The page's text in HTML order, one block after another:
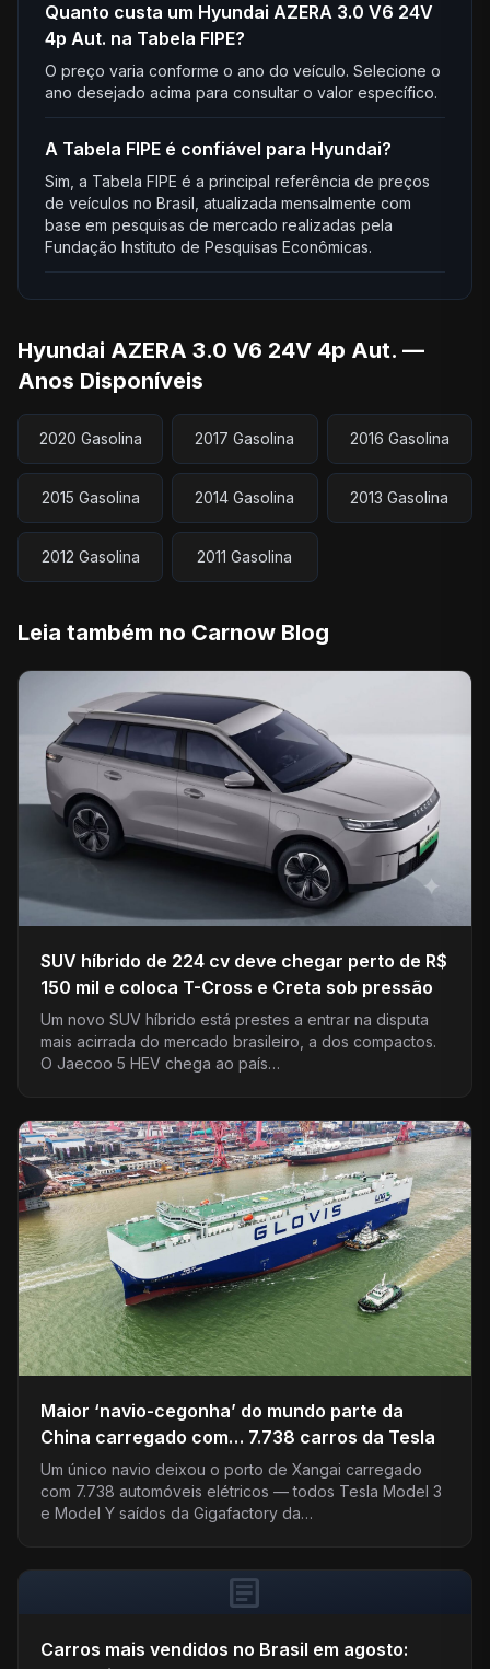
Quanto custa um Hyundai AZERA 3.0 V6 24V
4p Aut. na Tabela FIPE?
O preço varia conforme o ano do veículo. Selecione o
ano desejado acima para consultar o valor específico.
A Tabela FIPE é confiável para Hyundai?
Sim, a Tabela FIPE é a principal referência de preços
de veículos no Brasil, atualizada mensalmente com
base em pesquisas de mercado realizadas pela
Fundação Instituto de Pesquisas Econômicas.
Hyundai AZERA 3.0 V6 24V 4p Aut. —
Anos Disponíveis
2020 Gasolina 2017 Gasolina 2016 Gasolina
2015 Gasolina 2014 Gasolina 2013 Gasolina
2012 Gasolina 2011 Gasolina
Leia também no Carnow Blog
SUV híbrido de 224 cv deve chegar perto de R$
150 mil e coloca T-Cross e Creta sob pressão
Um novo SUV híbrido está prestes a entrar na disputa
mais acirrada do mercado brasileiro, a dos compactos.
O Jaecoo 5 HEV chega ao país…
Maior ‘navio-cegonha’ do mundo parte da
China carregado com… 7.738 carros da Tesla
Um único navio deixou o porto de Xangai carregado
com 7.738 automóveis elétricos — todos Tesla Model 3
e Model Y saídos da Gigafactory da…
article
Carros mais vendidos no Brasil em agosto: